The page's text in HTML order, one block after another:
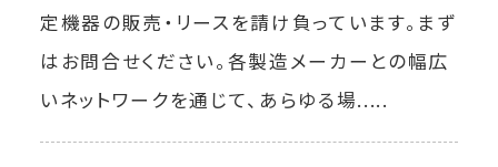
定機器の販売・リースを請け負っています。まず
はお問合せください。各製造メーカーとの幅広
いネットワークを通じて、あらゆる場.....